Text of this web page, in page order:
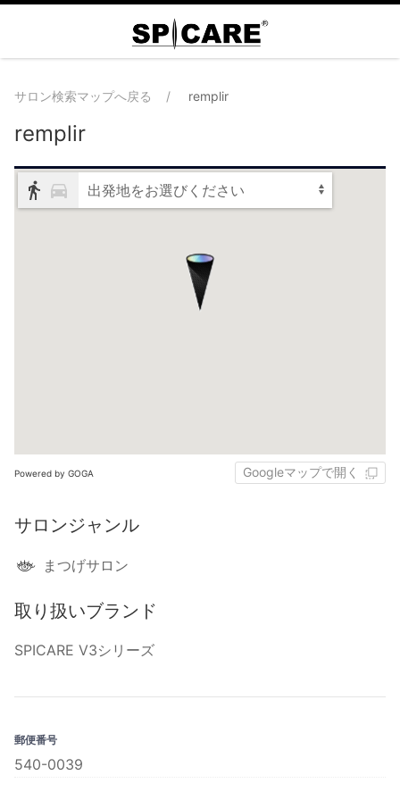
サロン検索マップへ戻る remplir
remplir
出発地をお選びください
Powered by GOGA Googleマップで開く
サロンジャンル
まつげサロン
取り扱いブランド
SPICARE V3シリーズ
郵便番号
540-0039